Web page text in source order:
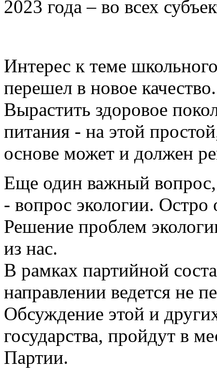
2023 года – во всех
Интерес к теме
перешел в новое качество.
Вырастить здоровое
питания - на этой
основе может и должен
Еще один важный вопрос,
- вопрос экологии.
Решение проблем
из нас.
В рамках партийной
направлении ведется не
Обсуждение этой и
государства, пройдут в
Партии.